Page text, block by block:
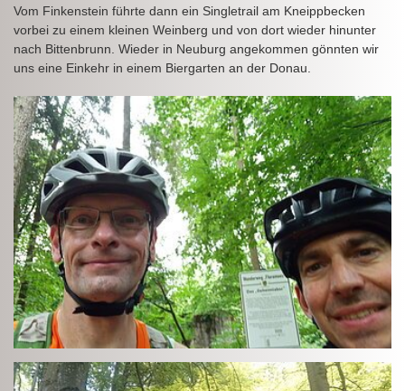
Vom Finkenstein führte dann ein Singletrail am Kneippbecken
vorbei zu einem kleinen Weinberg und von dort wieder hinunter
nach Bittenbrunn. Wieder in Neuburg angekommen gönnten wir
uns eine Einkehr in einem Biergarten an der Donau.